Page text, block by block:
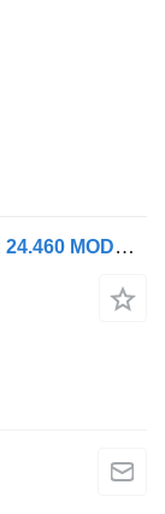
MAN BRANSTOFWATERAFSCHEIDER 24.460 MODEL 2020 81.12513-6001 brandstoffilter voor vrachtwagen